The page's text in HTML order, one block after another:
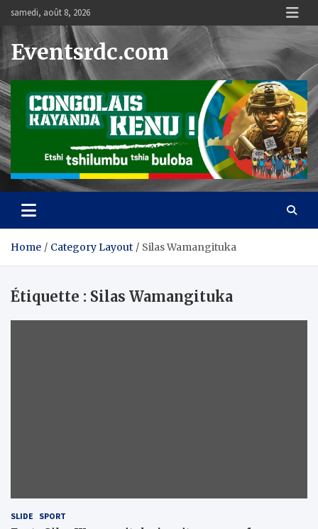
content
samedi, août 8, 2026
Eventsrdc.com
Home Category Layout Silas Wamangituka
Étiquette : Silas Wamangituka
SLIDE SPORT